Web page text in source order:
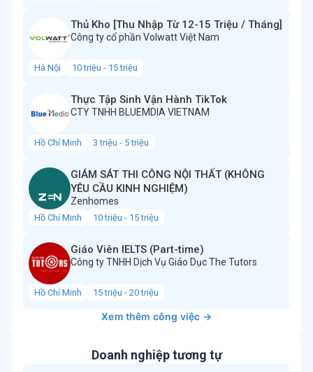
Thủ Kho [Thu Nhập Từ 12-15 Triệu / Tháng]
Công ty cổ phần Volwatt Việt Nam
Hà Nội 10 triệu - 15 triệu
Thực Tập Sinh Vận Hành TikTok
CTY TNHH BLUEMDIA VIETNAM
Hồ Chí Minh 3 triệu - 5 triệu
GIÁM SÁT THI CÔNG NỘI THẤT (KHÔNG
YÊU CẦU KINH NGHIỆM)
Zenhomes
Hồ Chí Minh 10 triệu - 15 triệu
Giáo Viên IELTS (Part-time)
Công ty TNHH Dịch Vụ Giáo Dục The Tutors
Hồ Chí Minh 15 triệu - 20 triệu
Xem thêm công việc →
Doanh nghiệp tương tự